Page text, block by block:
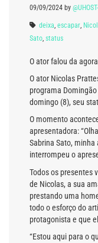
09/09/2024 by
deixa escapar
Sato status
O ator falou da
O ator Nicolas
programa
domingo (8), seu
O momento
apresentadora:
Sabrina Sato,
interrompeu o
Todos os presentes
de Nicolas, a sua
prestando uma
todo o esforço do
protagonista e que
“Estou aqui para o